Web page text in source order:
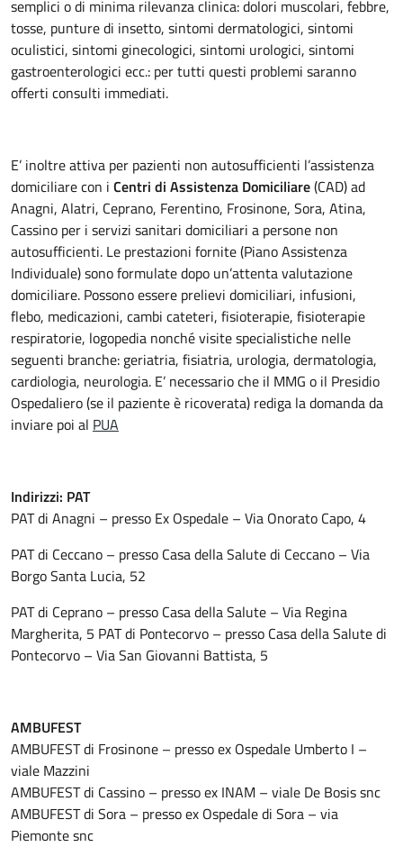
semplici o di minima rilevanza clinica: dolori muscolari, febbre,
tosse, punture di insetto, sintomi dermatologici, sintomi
oculistici, sintomi ginecologici, sintomi urologici, sintomi
gastroenterologici ecc.: per tutti questi problemi saranno
offerti consulti immediati.
E’ inoltre attiva per pazienti non autosufficienti l’assistenza
domiciliare con i Centri di Assistenza Domiciliare(CAD) ad
Anagni, Alatri, Ceprano, Ferentino, Frosinone, Sora, Atina,
Cassino per i servizi sanitari domiciliari a persone non
autosufficienti. Le prestazioni fornite (Piano Assistenza
Individuale) sono formulate dopo un’attenta valutazione
domiciliare. Possono essere prelievi domiciliari, infusioni,
flebo, medicazioni, cambi cateteri, fisioterapie, fisioterapie
respiratorie, logopedia nonché visite specialistiche nelle
seguenti branche: geriatria, fisiatria, urologia, dermatologia,
cardiologia, neurologia. E’ necessario che il MMG o il Presidio
Ospedaliero (se il paziente è ricoverata) rediga la domanda da
inviare poi al PUA
Indirizzi: PAT
PAT di Anagni – presso Ex Ospedale – Via Onorato Capo, 4
PAT di Ceccano – presso Casa della Salute di Ceccano – Via
Borgo Santa Lucia, 52
PAT di Ceprano – presso Casa della Salute – Via Regina
Margherita, 5 PAT di Pontecorvo – presso Casa della Salute di
Pontecorvo – Via San Giovanni Battista, 5
AMBUFEST
AMBUFEST di Frosinone – presso ex Ospedale Umberto I –
viale Mazzini
AMBUFEST di Cassino – presso ex INAM – viale De Bosis snc
AMBUFEST di Sora – presso ex Ospedale di Sora – via
Piemonte snc